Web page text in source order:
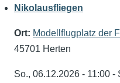
Nikolausfliegen
Ort: Modellflugplatz der
45701 Herten
So., 06.12.2026 - 11:00 -